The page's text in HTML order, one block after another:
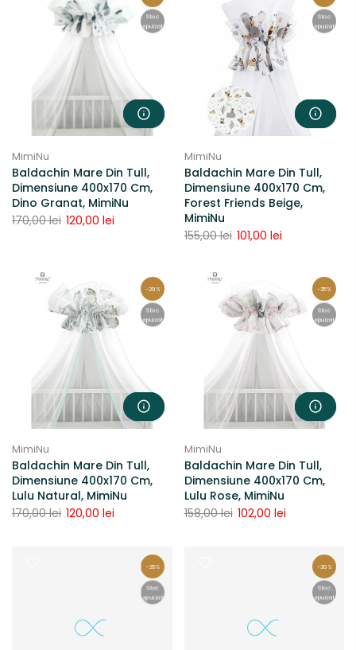
Stoc
epuizat
MimiNu
Baldachin Mare Din Tull,
Dimensiune 400x170 Cm,
Dino Granat, MimiNu
170,00 lei 120,00 lei
Stoc
epuizat
MimiNu
Baldachin Mare Din Tull,
Dimensiune 400x170 Cm,
Forest Friends Beige,
MimiNu
155,00 lei 101,00 lei
-29%
Stoc
epuizat
MimiNu
Baldachin Mare Din Tull,
Dimensiune 400x170 Cm,
Lulu Natural, MimiNu
170,00 lei 120,00 lei
-35%
Stoc
epuizat
MimiNu
Baldachin Mare Din Tull,
Dimensiune 400x170 Cm,
Lulu Rose, MimiNu
158,00 lei 102,00 lei
-35%
Stoc
epuizat
-30%
Stoc
epuizat